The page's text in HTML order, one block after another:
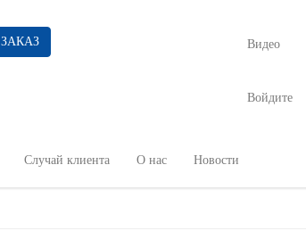
ЗАКАЗ Видео
Войдите
Случай клиента О нас Новости